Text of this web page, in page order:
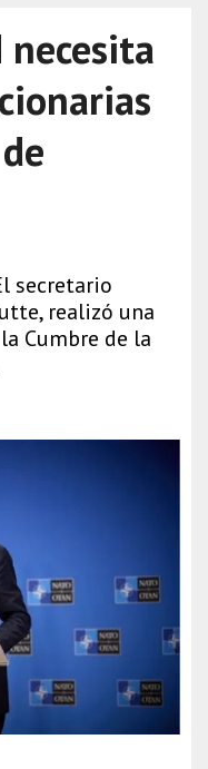
necesita
secretario
realizó una
Cumbre de la